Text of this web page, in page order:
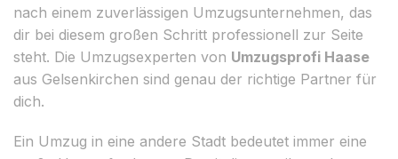
nach einem zuverlässigen Umzugsunternehmen, das
dir bei diesem großen Schritt professionell zur Seite
steht. Die Umzugsexperten von Umzugsprofi Haase
aus Gelsenkirchen sind genau der richtige Partner für
dich.
Ein Umzug in eine andere Stadt bedeutet immer eine